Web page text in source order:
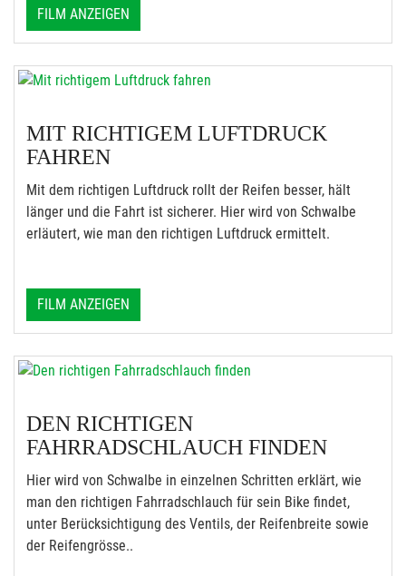
FILM ANZEIGEN
MIT RICHTIGEM LUFTDRUCK
FAHREN
Mit dem richtigen Luftdruck rollt der Reifen besser, hält
länger und die Fahrt ist sicherer. Hier wird von Schwalbe
erläutert, wie man den richtigen Luftdruck ermittelt.
FILM ANZEIGEN
DEN RICHTIGEN
FAHRRADSCHLAUCH FINDEN
Hier wird von Schwalbe in einzelnen Schritten erklärt, wie
man den richtigen Fahrradschlauch für sein Bike findet,
unter Berücksichtigung des Ventils, der Reifenbreite sowie
der Reifengrösse..